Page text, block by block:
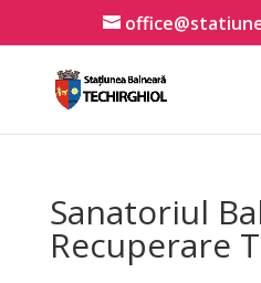
Sanatoriul
Recuperare